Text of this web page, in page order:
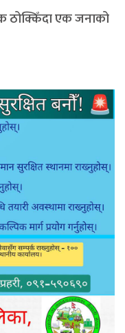
ठोक्किँदा एक जनाको